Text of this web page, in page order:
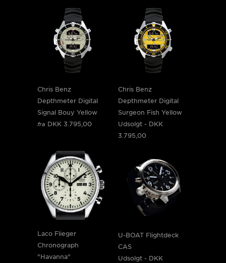
Chris Benz
Depthmeter Digital
Signal Bouy Yellow
fra DKK 3.795,00
Chris Benz
Depthmeter Digital
Surgeon Fish Yellow
Udsolgt - DKK
3.795,00
Laco Flieger
Chronograph
"Havanna"
U-BOAT Flightdeck
CAS
Udsolgt - DKK